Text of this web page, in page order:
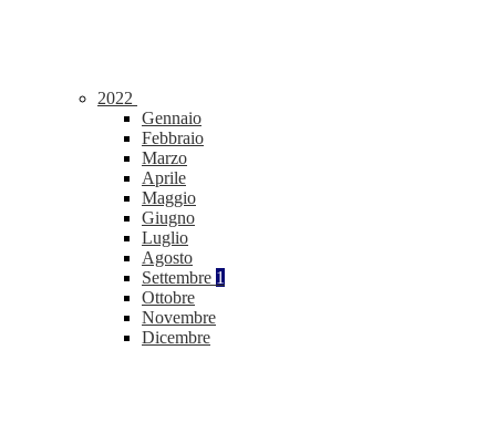
2022
Gennaio
Febbraio
Marzo
Aprile
Maggio
Giugno
Luglio
Agosto
Settembre 1
Ottobre
Novembre
Dicembre